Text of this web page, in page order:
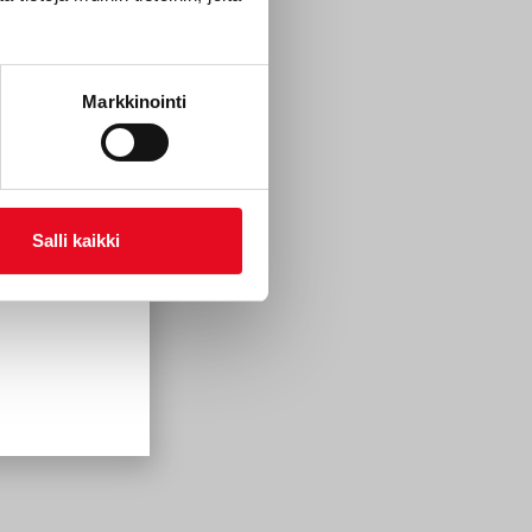
Markkinointi
Salli kaikki